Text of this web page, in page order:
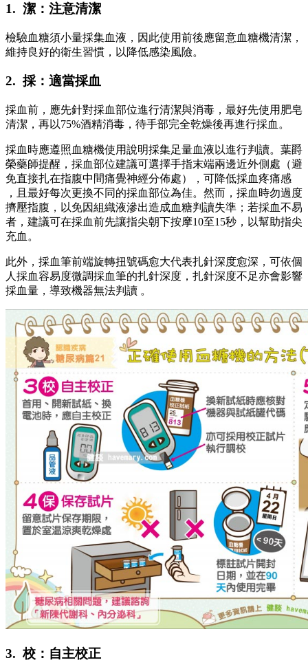
1. 潔：注意清潔
檢驗血糖須小量採集血液，因此使用前後應留意血糖機清潔，
維持良好的衛生習慣，以降低感染風險。
2. 採：適當採血
採血前，應先針對採血部位進行清潔與消毒，最好先使用肥皂
清潔，再以75%酒精消毒，待手部完全乾燥後再進行採血。
採血時應遵照血糖機使用說明採集足量血液以進行判讀。葉爵
榮藥師提醒，採血部位建議可選擇手指末端兩邊近外側處（避
免直接扎在指腹中間痛覺神經分佈處），可降低採血疼痛感
，且最好每次更換不同的採血部位為佳。然而，採血時勿過度
擠壓指腹，以免因組織液滲出造成血糖判讀失準；若採血不易
者，建議可在採血前先讓指尖朝下按摩10至15秒，以幫助指尖
充血。
此外，採血筆前端旋轉扭號碼愈大代表扎針深度愈深，可依個
人採血容易度微調採血筆的扎針深度，扎針深度不足亦會影響
採血量，導致機器無法判讀 。
3. 校：自主校正